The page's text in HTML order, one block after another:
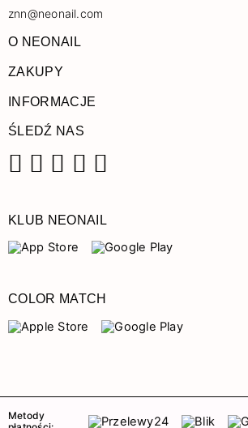
znn@neonail.com
O NEONAIL
ZAKUPY
INFORMACJE
ŚLEDŹ NAS
KLUB NEONAIL
COLOR MATCH
Metody